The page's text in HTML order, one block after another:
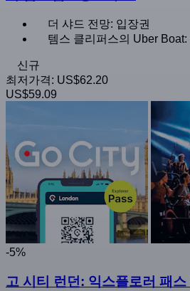
더 샤드 전망: 입장권
템스 클리퍼스의 Uber
신규
최저가격: US$62.20
US$59.09
-5%
고 시티 런던: 익스플로러 패